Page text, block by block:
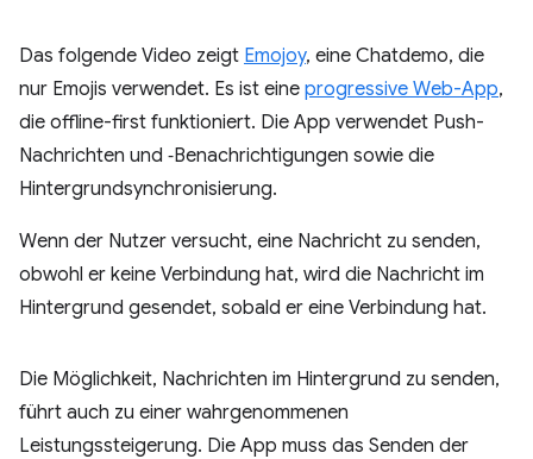
Das folgende Video zeigt Emojoy, eine Chatdemo, die
nur Emojis verwendet. Es ist eine progressive Web-App,
die offline-first funktioniert. Die App verwendet Push-
Nachrichten und ‑Benachrichtigungen sowie die
Hintergrundsynchronisierung.
Wenn der Nutzer versucht, eine Nachricht zu senden,
obwohl er keine Verbindung hat, wird die Nachricht im
Hintergrund gesendet, sobald er eine Verbindung hat.
Die Möglichkeit, Nachrichten im Hintergrund zu senden,
führt auch zu einer wahrgenommenen
Leistungssteigerung. Die App muss das Senden der